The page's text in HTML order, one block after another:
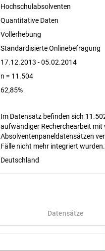
Hochschulabsolventen
Quantitative Daten
Vollerhebung
Standardisierte Onlinebefragung
17.12.2013 - 05.02.2014
n = 11.504
62,85%
Im Datensatz befinden sich
aufwändiger Recherchearbeit mit
Absolventenpaneldatensätzen
Fälle nicht mehr integriert wurden.
Deutschland
Datensätze